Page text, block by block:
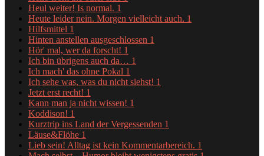
Heul weiter! Is normal. 1
Heute leider nein. Morgen vielleicht auch. 1
Hilfsmittel 1
Hinten anstellen ausgeschlossen 1
Hör' mal, wer da forscht! 1
Ich bin übrigens auch da… 1
Ich mach' das ohne Pokal 1
Ich sehe was, was du nicht siehst! 1
Jetzt erst recht! 1
Kann man ja nicht wissen! 1
Koddison! 1
Kurztrip ins Land der Vergessenden 1
Läuse&Flöhe 1
Lieb sein! Alltag ist kein Kommentarbereich. 1